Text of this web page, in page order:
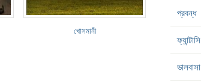
খোসমানী
প্রবন্ধ
ফ্যান্টাসি
ভালবাসা